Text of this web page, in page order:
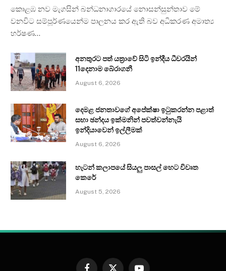
කොළඹ නව මැගසින් බන්ධනාගාරයේ නොසන්සුන්තාව මේ
වනවිට සම්පූර්ණයෙන්ම පාලනය කර ඇති බව අධිකරණ අමාත්‍ය
හර්ෂණ…
අනතුරට පත් යත්‍රාවේ සිටි ඉන්දීය ධීවරයින්
11දෙනාම බේරාගනී
August 6, 2026
දෙමළ ජනතාවගේ අපේක්ෂා ඉටුකරන්න පළාත්
සභා ඡන්දය ඉක්මනින් පවත්වන්නැයි
ඉන්දියාවෙන් ඉල්ලීමක්
August 6, 2026
හැටන් කලාපයේ සියලු පාසල් හෙට විවෘත
කෙරේ
August 5, 2026